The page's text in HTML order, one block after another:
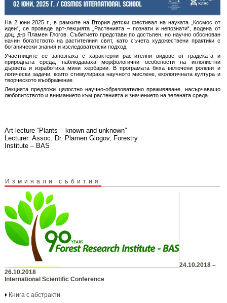
На 2 юни 2025 г., в рамките на Втория детски фестивал на науката „Космос от
идеи“, се проведе арт-лекцията „Растенията – познати и непознати“, водена от
доц. д-р Пламен Глогов. Събитието представи по достъпен, но научно обоснован
начин богатството на растителния свят, като съчета художествени практики с
ботанически знания и изследователски подход.
Участниците се запознаха с характерни растителни видове от градската и
природната среда, наблюдаваха морфологични особености на иглолистни
дървета и изработиха мини хербарии. В програмата бяха включени ролеви и
логически задачи, които стимулираха научното мислене, екологичната култура и
творческото въображение.
Лекцията предложи цялостно научно-образователно преживяване, насърчаващо
любопитството и вниманието към растенията и значението на зелената среда.
Art lecture “Plants – known and unknown”
Lecturer: Assoc. Dr. Plamen Glogov, Forestry
Institute – BAS
Изминали събития
24.10.2018 –
26.10.2018
International Scientific Conference
Книга с абстракти